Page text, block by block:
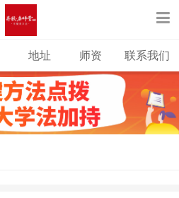
地址 师资 联系我们